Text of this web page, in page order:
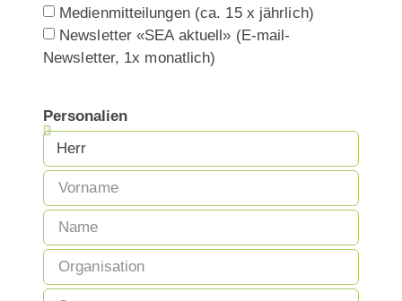
Medienmitteilungen (ca. 15 x jährlich)
Newsletter «SEA aktuell» (E-mail-
Newsletter, 1x monatlich)
Personalien